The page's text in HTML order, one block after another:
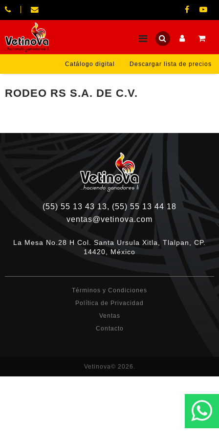
Catálogo digital Descargar lista de precios
RODEO RS S.A. DE C.V.
(55) 55 13 43 13, (55) 55 13 44 18
ventas@vetinova.com
La Mesa No.28 H Col. Santa Ursula Xitla, Tlalpan, CP.
14420, México
Términos y Condiciones
Política de Privacidad
Ventas
Contacto
Vetinova© 2026.